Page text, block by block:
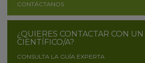
CONTÁCTANOS
¿QUIERES CONTACTAR CON UN
CIENTÍFICO/A?
CONSULTA LA GUÍA EXPERTA